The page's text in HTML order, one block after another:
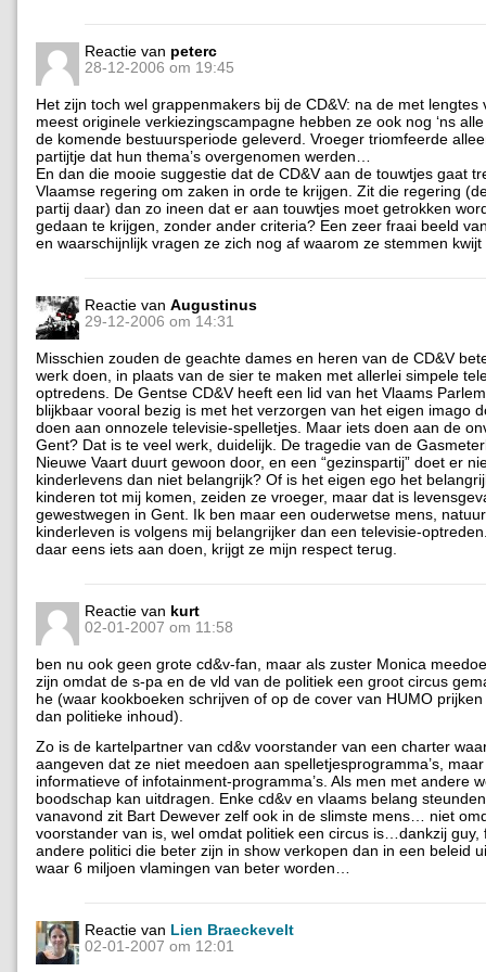
Reactie van peterc
28-12-2006 om 19:45
Het zijn toch wel grappenmakers bij de CD&V: na de met lengtes
meest originele verkiezingscampagne hebben ze ook nog ‘ns alle
de komende bestuursperiode geleverd. Vroeger triomfeerde
partijtje dat hun thema’s overgenomen werden…
En dan die mooie suggestie dat de CD&V aan de touwtjes gaat
Vlaamse regering om zaken in orde te krijgen. Zit die regering
partij daar) dan zo ineen dat er aan touwtjes moet getrokken
gedaan te krijgen, zonder ander criteria? Een zeer fraai beeld
en waarschijnlijk vragen ze zich nog af waarom ze stemmen kwijt
Reactie van Augustinus
29-12-2006 om 14:31
Misschien zouden de geachte dames en heren van de CD&V
werk doen, in plaats van de sier te maken met allerlei simpele
optredens. De Gentse CD&V heeft een lid van het Vlaams
blijkbaar vooral bezig is met het verzorgen van het eigen imago
doen aan onnozele televisie-spelletjes. Maar iets doen aan de
Gent? Dat is te veel werk, duidelijk. De tragedie van de
Nieuwe Vaart duurt gewoon door, en een “gezinspartij” doet er
kinderlevens dan niet belangrijk? Of is het eigen ego het
kinderen tot mij komen, zeiden ze vroeger, maar dat is
gewestwegen in Gent. Ik ben maar een ouderwetse mens,
kinderleven is volgens mij belangrijker dan een televisie-
daar eens iets aan doen, krijgt ze mijn respect terug.
Reactie van kurt
02-01-2007 om 11:58
ben nu ook geen grote cd&v-fan, maar als zuster Monica
zijn omdat de s-pa en de vld van de politiek een groot circus
he (waar kookboeken schrijven of op de cover van HUMO
dan politieke inhoud).
Zo is de kartelpartner van cd&v voorstander van een charter
aangeven dat ze niet meedoen aan spelletjesprogramma’s,
informatieve of infotainment-programma’s. Als men met andere
boodschap kan uitdragen. Enke cd&v en vlaams belang
vanavond zit Bart Dewever zelf ook in de slimste mens… niet
voorstander van is, wel omdat politiek een circus is…dankzij guy,
andere politici die beter zijn in show verkopen dan in een beleid
waar 6 miljoen vlamingen van beter worden…
Reactie van Lien Braeckevelt
02-01-2007 om 12:01